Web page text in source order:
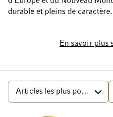
durable et pleins de caractère.
En savoir plus
Trier parhaut